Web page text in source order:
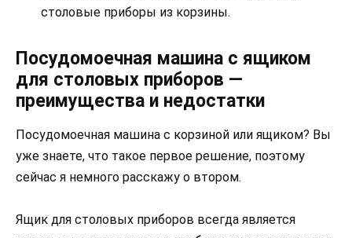
столовые приборы из корзины.
Посудомоечная машина с ящиком
для столовых приборов —
преимущества и недостатки
Посудомоечная машина с корзиной или ящиком? Вы
уже знаете, что такое первое решение, поэтому
сейчас я немного расскажу о втором.
Ящик для столовых приборов всегда является